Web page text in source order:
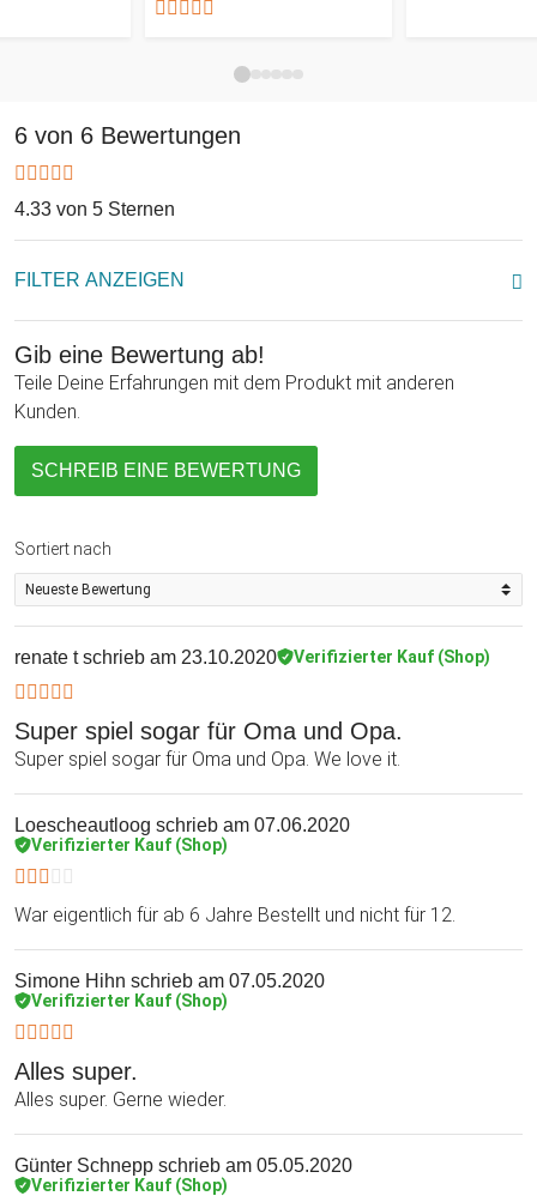
6 von 6 Bewertungen
4.33 von 5 Sternen
FILTER ANZEIGEN
Gib eine Bewertung ab!
Teile Deine Erfahrungen mit dem Produkt mit anderen
Kunden.
SCHREIB EINE BEWERTUNG
Sortiert nach
renate tschrieb am 23.10.2020 Verifizierter Kauf (Shop)
Super spiel sogar für Oma und Opa.
Super spiel sogar für Oma und Opa. We love it.
Loescheautloog schrieb am 07.06.2020
Verifizierter Kauf (Shop)
War eigentlich für ab 6 Jahre Bestellt und nicht für 12.
Simone Hihn schrieb am 07.05.2020
Verifizierter Kauf (Shop)
Alles super.
Alles super. Gerne wieder.
Günter Schnepp schrieb am 05.05.2020
Verifizierter Kauf (Shop)